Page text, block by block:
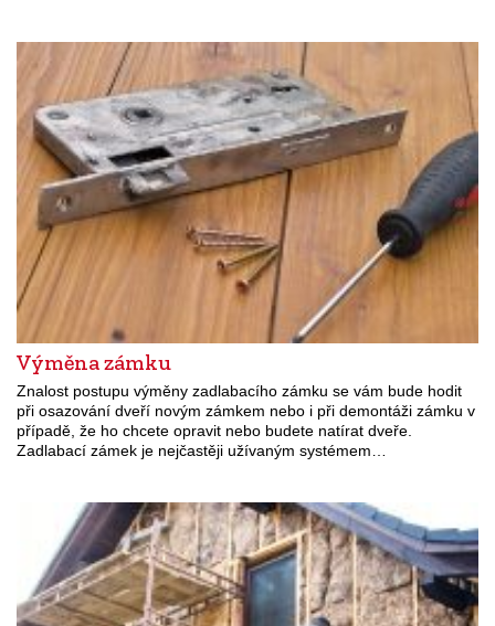
Výměna zámku
Znalost postupu výměny zadlabacího zámku se vám bude hodit
při osazování dveří novým zámkem nebo i při demontáži zámku v
případě, že ho chcete opravit nebo budete natírat dveře.
Zadlabací zámek je nejčastěji užívaným systémem…